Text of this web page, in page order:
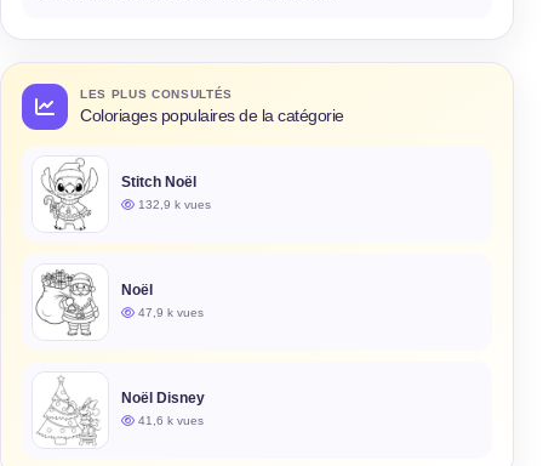
LES PLUS CONSULTÉS
Coloriages populaires de la catégorie
Stitch Noël
132,9 k vues
Noël
47,9 k vues
Noël Disney
41,6 k vues